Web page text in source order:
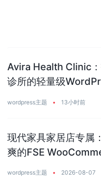
Avira Health Clinic
诊所的轻量级
wordpress主题 • 13小时前
现代家具家居店专属
爽的FSE
wordpress主题 • 2026-08-07